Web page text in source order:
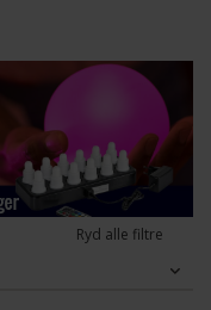
Ryd alle filtre